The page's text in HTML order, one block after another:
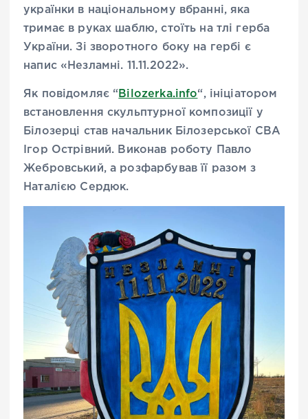
українки в національному вбранні, яка
тримає в руках шаблю, стоїть на тлі герба
України. Зі зворотного боку на гербі є
напис «Незламні. 11.11.2022».
Як повідомляє “ Вilozerka.infо“, ініціатором
встановлення скульптурної композиції у
Білозерці став начальник Білозерської СВА
Ігор Острівний. Виконав роботу Павло
Жебровський, а розфарбував її разом з
Наталією Сердюк.